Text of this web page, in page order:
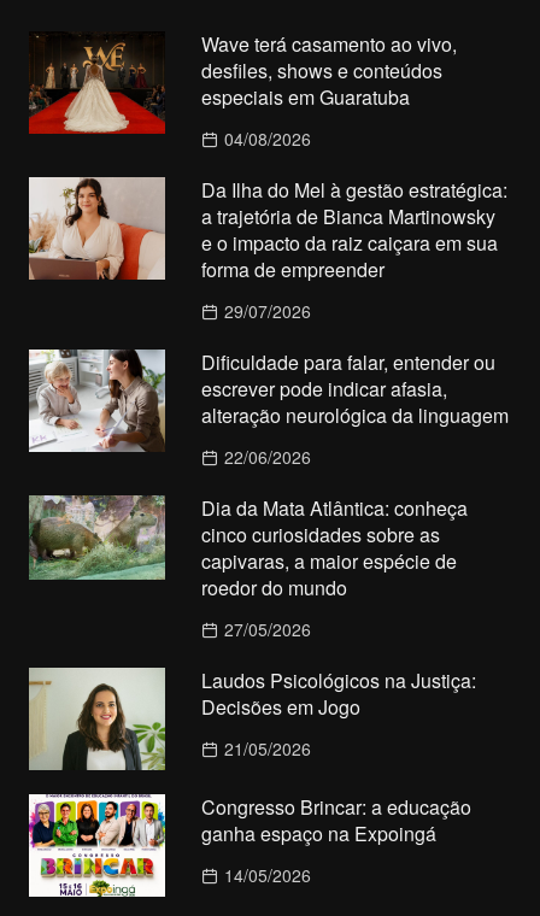
Wave terá casamento ao vivo,
desfiles, shows e conteúdos
especiais em Guaratuba
04/08/2026
Da Ilha do Mel à gestão estratégica:
a trajetória de Bianca Martinowsky
e o impacto da raiz caiçara em sua
forma de empreender
29/07/2026
Dificuldade para falar, entender ou
escrever pode indicar afasia,
alteração neurológica da linguagem
22/06/2026
Dia da Mata Atlântica: conheça
cinco curiosidades sobre as
capivaras, a maior espécie de
roedor do mundo
27/05/2026
Laudos Psicológicos na Justiça:
Decisões em Jogo
21/05/2026
Congresso Brincar: a educação
ganha espaço na Expoingá
14/05/2026